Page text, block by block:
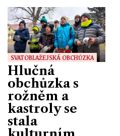
SVATOBLAŽEJSKÁ OBCHŮZKA
Hlučná
obchůzka s
rožněm a
kastroly se
stala